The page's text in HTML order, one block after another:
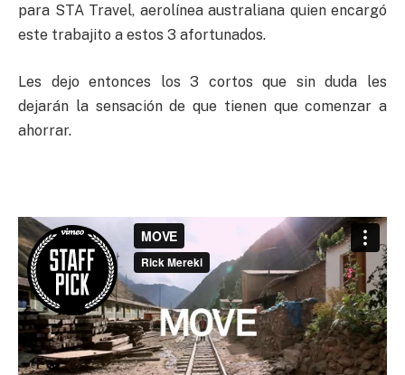
para STA Travel, aerolínea australiana quien encargó
este trabajito a estos 3 afortunados.
Les dejo entonces los 3 cortos que sin duda les
dejarán la sensación de que tienen que comenzar a
ahorrar.